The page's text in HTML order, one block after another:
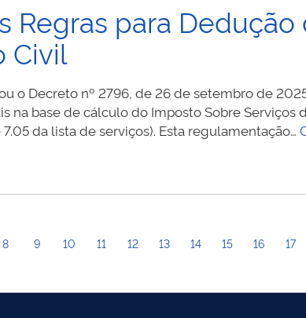
Regras para
Civil
o Decreto nº 2796, de 26 de setembro de
base de cálculo do Imposto Sobre Serviços
da lista de serviços). Esta regulamentação…
8 9 10 11 12 13 14 15 16 17